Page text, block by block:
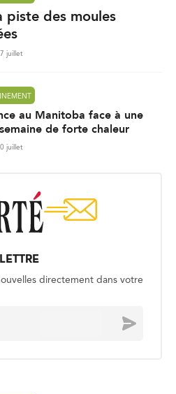
piste des moules
juillet
au Manitoba face à une
de forte chaleur
juillet
directement dans votre
Envoyer